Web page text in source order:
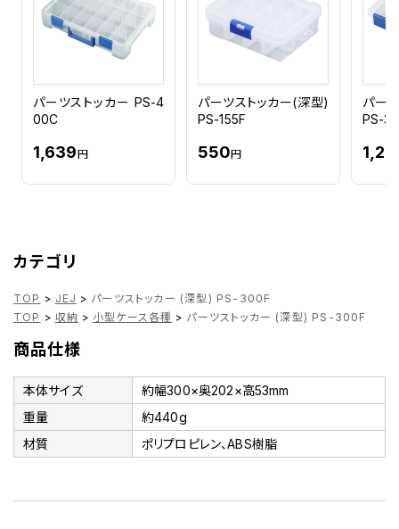
パーツストッカー PS-4
00C
1,639円
パーツストッカー(深型)
PS-155F
550円
パー
PS-
カテゴリ
TOP > JEJ > パーツストッカー (深型) PS-300F
TOP > 収納 > 小型ケース各種 > パーツストッカー (深型) PS-300F
商品仕様
本体サイズ
約幅300×奥202×高53mm
重量
約440g
材質
ポリプロピレン、ABS樹脂